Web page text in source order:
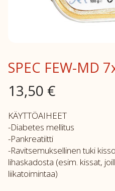
SPEC FEW-MD
13,50 €
KÄYTTÖAIHEET
-Diabetes mellitus
-Pankreatiitti
-Ravitsemuksellinen tuki
lihaskadosta (esim. kissat,
liikatoimintaa)